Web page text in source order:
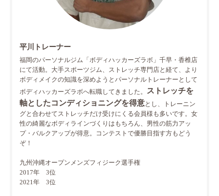
平川トレーナー
福岡のパーソナルジム「ボディハッカーズラボ」千早・香椎店
にて活動。大手スポーツジム、ストレッチ専門店と経て、より
ボディメイクの知識を深めようとパーソナルトレーナーとして
ボディハッカーズラボへ転職してきました。
ストレッチを
軸としたコンディショニングを得意とし、トレーニン
グと合わせてストレッチだけ受けにくる会員様も多いです。女
性の綺麗なボディラインづくりはもちろん、男性の筋力アッ
プ・バルクアップが得意。コンテストで優勝目指す方もどう
ぞ！
九州沖縄オープンメンズフィジーク選手権
2017年 3位
2021年 3位